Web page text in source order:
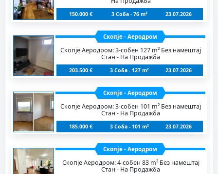
150.000 € 3 Соба - 76 m² 23.07.2026
Скопје - Аеродром
Скопје Аеродром: 3-собен 127 m² Без намештај
Стан - На Продажба
203.500 € 3 Соба - 127 m² 23.07.2026
Скопје - Аеродром
Скопје Аеродром: 3-собен 101 m² Без намештај
Стан - На Продажба
185.000 € 3 Соба - 101 m² 23.07.2026
Скопје - Аеродром
Скопје Аеродром: 4-собен 83 m² Без намештај
Стан - На Продажба